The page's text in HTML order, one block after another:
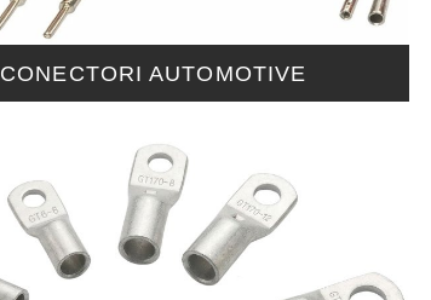
CONECTORI AUTOMOTIVE